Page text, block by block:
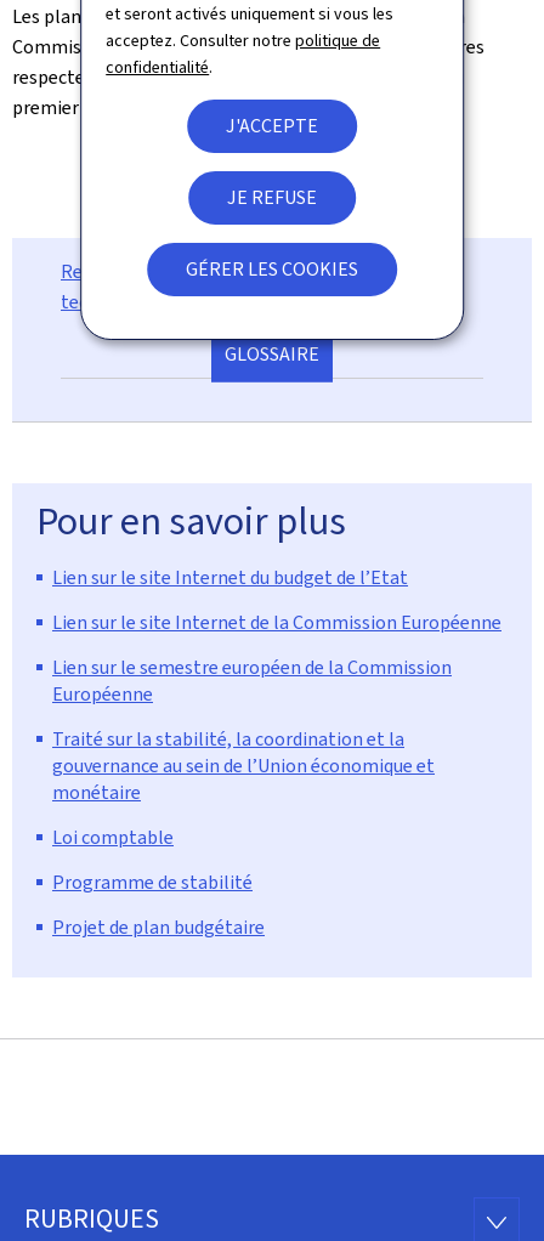
et seront activés uniquement si vous les
acceptez. Consulter notrepolitique de
confidentialité.
J'ACCEPTE
JE REFUSE
GÉRER LES COOKIES
Les plans budgétaires seront par la suite évalués par la
Commission afin de pouvoir vérifier si les États membres
respectent les engagements qu'ils ont pris au cours du
premier semestre n-1.
Retrouvez ici la définition de quelques termes
techniques dans le glossaire.
GLOSSAIRE
Pour en savoir plus
Lien sur le site Internet du budget de l’Etat
Lien sur le site Internet de la Commission Européenne
Lien sur le semestre européen de la Commission
Européenne
Traité sur la stabilité, la coordination et la
gouvernance au sein de l’Union économique et
monétaire
Loi comptable
Programme de stabilité
Projet de plan budgétaire
Pied
RUBRIQUES